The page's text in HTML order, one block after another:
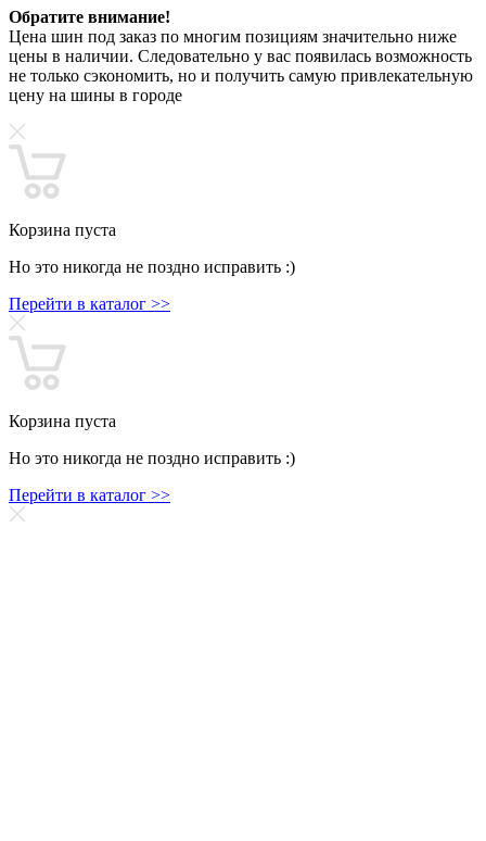
Обратите внимание!
Цена шин под заказ по многим позициям значительно ниже
цены в наличии. Следовательно у вас появилась возможность
не только сэкономить, но и получить самую привлекательную
цену на шины в городе
Корзина пуста
Но это никогда не поздно исправить :)
Перейти в каталог >>
Корзина пуста
Но это никогда не поздно исправить :)
Перейти в каталог >>